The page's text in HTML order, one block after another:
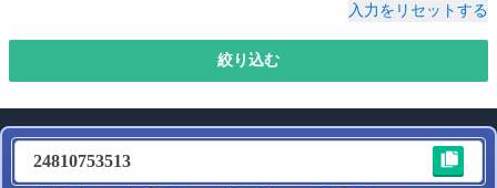
空き 空き 空き 空き
未設定 設定済み
超戦型解放
入力をリセットする
絞り込む
24810753513